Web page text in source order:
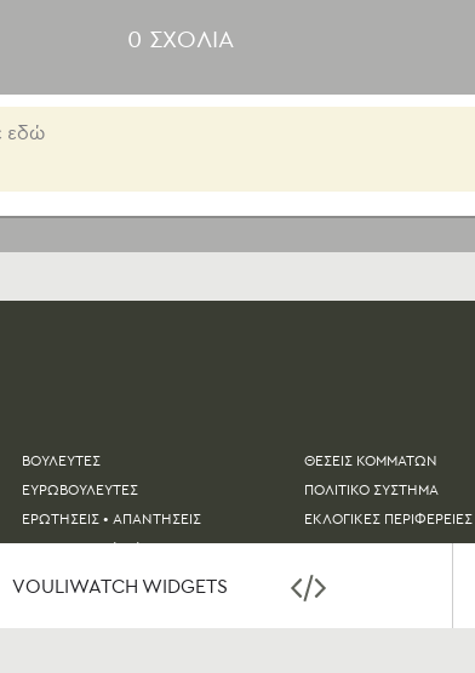
0 ΣΧΟΛΙA
VOULIWATCH WIDGETS
ΒΟΥΛΕΥΤΕΣ
ΕΥΡΩΒΟΥΛΕΥΤΕΣ
ΕΡΩΤΗΣΕΙΣ • ΑΠΑΝΤΗΣΕΙΣ
ΝΟΜΟΙ & ΨΗΦΟΦΟΡΙΕΣ
ΘΕΣΕΙΣ ΚΟΜΜΑΤΩΝ
ΠΟΛΙΤΙΚΟ ΣΥΣΤΗΜΑ
ΕΚΛΟΓΙΚΕΣ ΠΕΡΙΦΕΡΕΙΕΣ
ΔΕΛΤΙA ΤΥΠΟΥ